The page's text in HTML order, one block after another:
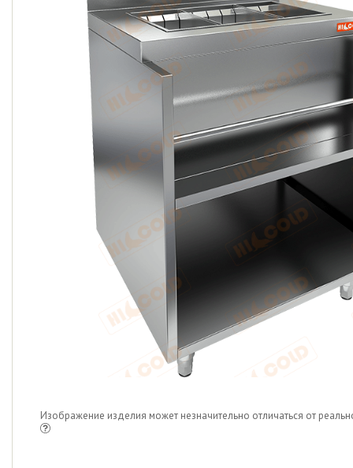
Изображение изделия может незначительно отличаться от